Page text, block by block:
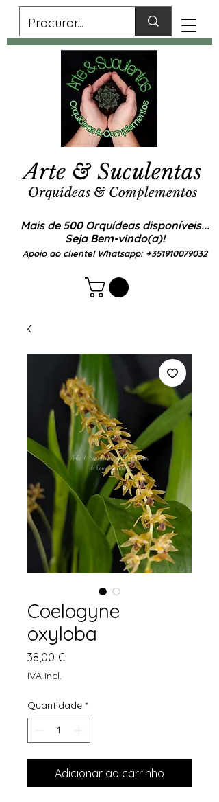
Mais de 500 Orquídeas disponíveis...
Seja Bem-vindo(a)!
Apoio ao cliente! Whatsapp: +351910079032
Arte & Suculentas
Orquídeas & Complementos
Coelogyne
oxyloba
38,00 €Preço
IVA incl.
Quantidade *
Adicionar ao carrinho